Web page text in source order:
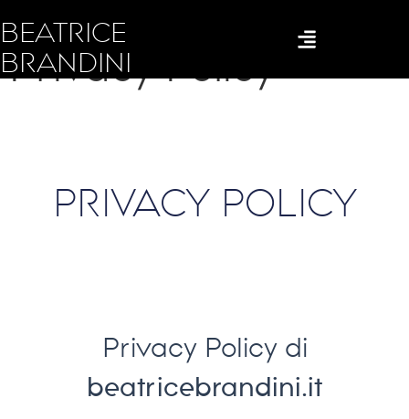
BEATRICE
BRANDINI
Privacy Policy
PRIVACY POLICY
Privacy Policy di
beatricebrandini.it